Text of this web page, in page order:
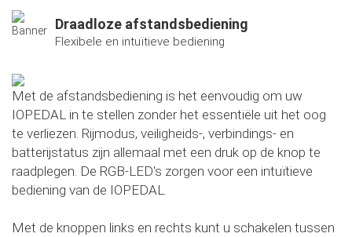
Draadloze afstandsbediening
Flexibele en intuïtieve bediening
Met de afstandsbediening is het eenvoudig om uw
IOPEDAL in te stellen zonder het essentiële uit het oog
te verliezen. Rijmodus, veiligheids-, verbindings- en
batterijstatus zijn allemaal met een druk op de knop te
raadplegen. De RGB-LED's zorgen voor een intuïtieve
bediening van de IOPEDAL.
Met de knoppen links en rechts kunt u schakelen tussen